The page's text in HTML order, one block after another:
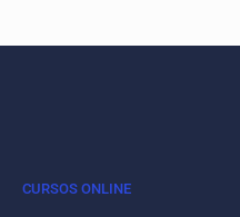
CURSOS ONLINE